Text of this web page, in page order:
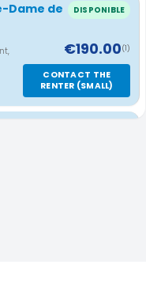
Dame de
DISPONIBLE
€190.00(1)
CONTACT THE
RENTER (SMALL)